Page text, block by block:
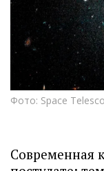
Фото: Space
Современная